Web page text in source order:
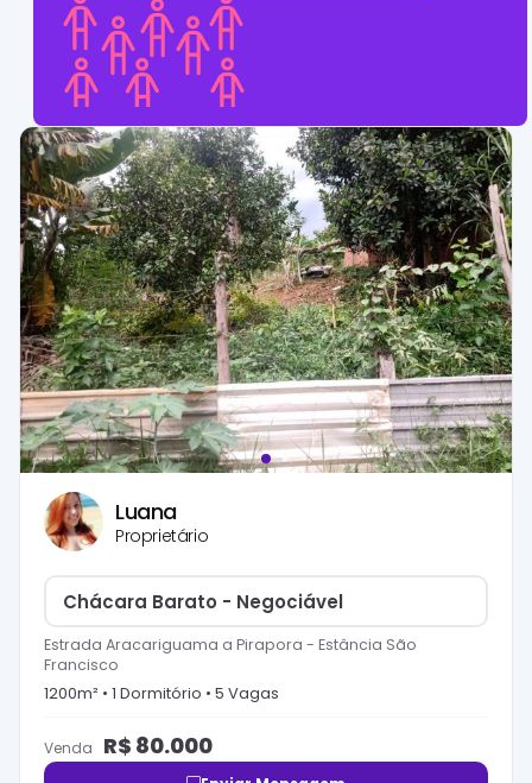
Luana
Proprietário
Chácara Barato - Negociável
Estrada Aracariguama a Pirapora - Estância São
Francisco
1200m² • 1 Dormitório • 5 Vagas
Venda R$ 80.000